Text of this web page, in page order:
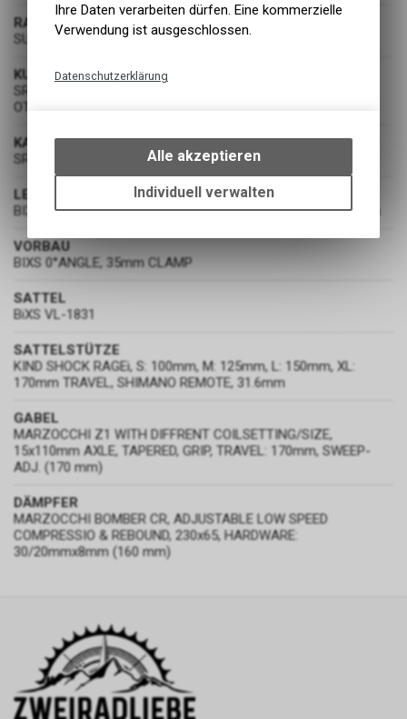
RADSATZ
SUNRINGLE WHEELSET DUROC 30 COMP, 32 HOLES,
KURBELGARNITUR
SRAM DESCENDANT EAGLE BOOST, DUB, S: 30 THEETH,
OTHERS 32 TEETH
KASSETTE
SRAM XG-1275 EAGLE, 10-52 TEETH, 12-SPEED
LENKER
BIXS RIZER BAR, 780mm, 9° BACKSWEEP, 15mm RISE, 35mm
VORBAU
BIXS 0°ANGLE, 35mm CLAMP
SATTEL
BiXS VL-1831
SATTELSTÜTZE
KIND SHOCK RAGEi, S: 100mm, M: 125mm, L: 150mm, XL:
170mm TRAVEL, SHIMANO REMOTE, 31.6mm
GABEL
MARZOCCHI Z1 WITH DIFFRENT COILSETTING/SIZE,
15x110mm AXLE, TAPERED, GRIP, TRAVEL: 170mm, SWEEP-
ADJ. (170 mm)
DÄMPFER
MARZOCCHI BOMBER CR, ADJUSTABLE LOW SPEED
COMPRESSIO & REBOUND, 230x65, HARDWARE:
30/20mmx8mm (160 mm)
Ihre Daten verarbeiten dürfen. Eine kommerzielle
Verwendung ist ausgeschlossen.
Datenschutzerklärung
bestimmte Interaktionen und
Einstellungen auf Ihrem Gerät,
um die grundlegenden
Funktionen unseres Online-
ermöglichen. Bitte beachten Sie,
Alle akzeptieren
Individuell verwalten